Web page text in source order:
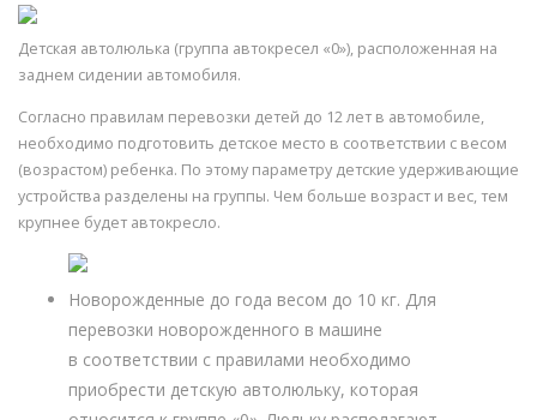
Детская автолюлька (группа автокресел «0»), расположенная на
заднем сидении автомобиля.
Согласно правилам перевозки детей до 12 лет в автомобиле,
необходимо подготовить детское место в соответствии с весом
(возрастом) ребенка. По этому параметру детские удерживающие
устройства разделены на группы. Чем больше возраст и вес, тем
крупнее будет автокресло.
Новорожденные до года весом до 10 кг. Для
перевозки новорожденного в машине
в соответствии с правилами необходимо
приобрести детскую автолюльку, которая